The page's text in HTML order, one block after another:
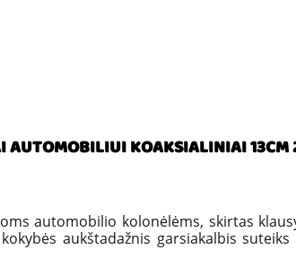
KOAKSIALINIAI 13CM
automobilio kolonėlėms, skirtas
aukštadažnis garsiakalbis